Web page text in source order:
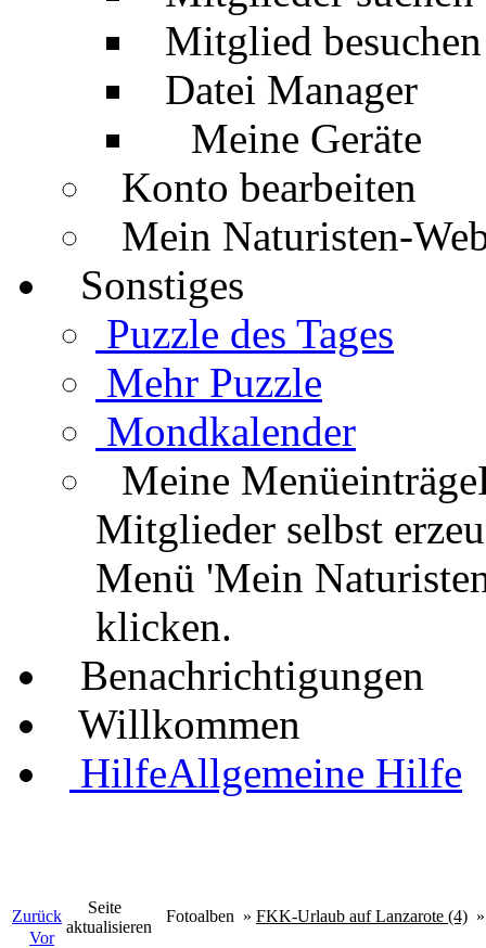
Mitglied besuchen
Datei Manager
Meine Geräte
Konto bearbeiten
Mein Naturisten-
Sonstiges
Puzzle des Tages
Mehr Puzzle
Mondkalender
Meine Menüeinträge
Mitglieder selbst
Menü 'Mein
klicken.
Benachrichtigungen
Willkommen
HilfeAllgemeine Hilfe
Zurück
Vor
Seite
aktualisieren
Fotoalben » FKK-Urlaub auf Lanzarote (4)